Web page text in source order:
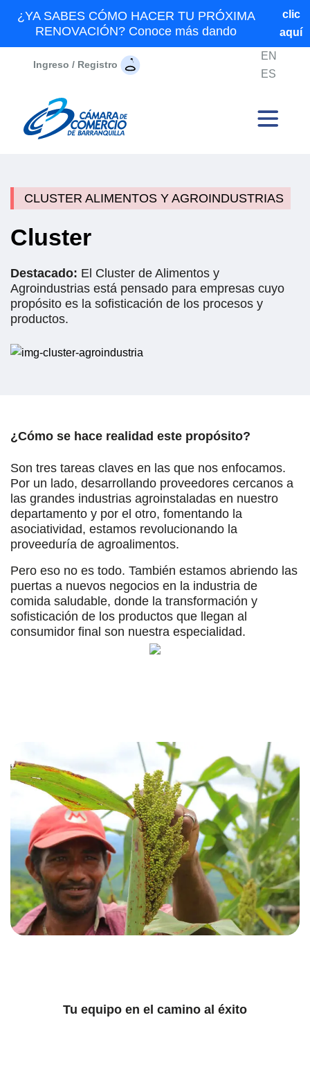
¿YA SABES CÓMO HACER TU PRÓXIMA
RENOVACIÓN? Conoce más dando
clic
aquí
Ingreso / Registro
EN
ES
CLUSTER ALIMENTOS Y AGROINDUSTRIAS
Cluster
Destacado: El Cluster de Alimentos y
Agroindustrias está pensado para empresas cuyo
propósito es la sofisticación de los procesos y
productos.
¿Cómo se hace realidad este propósito?
Son tres tareas claves en las que nos enfocamos.
Por un lado, desarrollando proveedores cercanos a
las grandes industrias agroinstaladas en nuestro
departamento y por el otro, fomentando la
asociatividad, estamos revolucionando la
proveeduría de agroalimentos.
Pero eso no es todo. También estamos abriendo las
puertas a nuevos negocios en la industria de
comida saludable, donde la transformación y
sofisticación de los productos que llegan al
consumidor final son nuestra especialidad.
Tu equipo en el camino al éxito